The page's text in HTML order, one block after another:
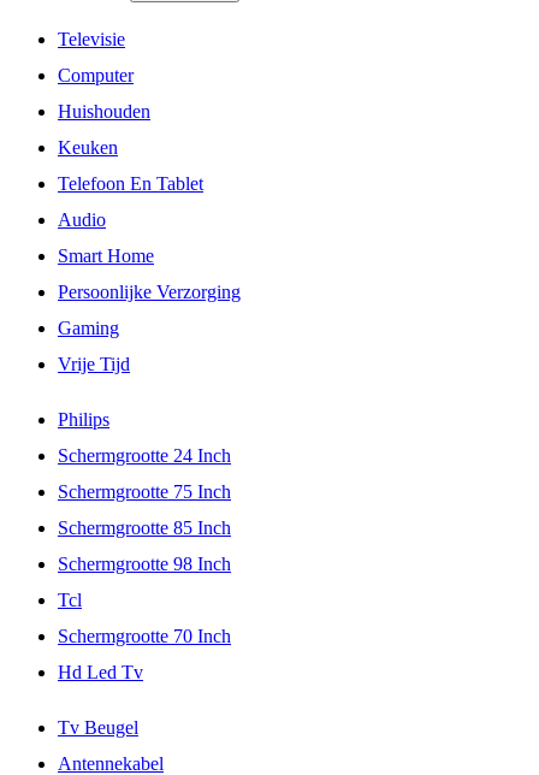
Televisie
Computer
Huishouden
Keuken
Telefoon En Tablet
Audio
Smart Home
Persoonlijke Verzorging
Gaming
Vrije Tijd
Philips
Schermgrootte 24 Inch
Schermgrootte 75 Inch
Schermgrootte 85 Inch
Schermgrootte 98 Inch
Tcl
Schermgrootte 70 Inch
Hd Led Tv
Tv Beugel
Antennekabel